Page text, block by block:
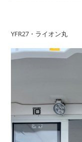
YFR27・ライオン丸